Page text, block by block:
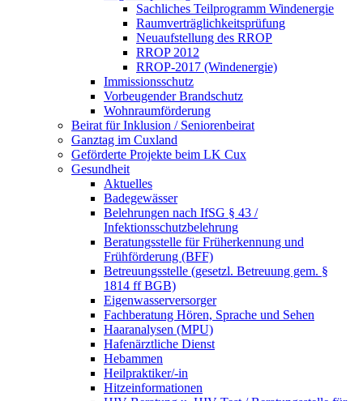
Sachliches Teilprogramm Windenergie
Raumverträglichkeitsprüfung
Neuaufstellung des RROP
RROP 2012
RROP-2017 (Windenergie)
Immissionsschutz
Vorbeugender Brandschutz
Wohnraumförderung
Beirat für Inklusion / Seniorenbeirat
Ganztag im Cuxland
Geförderte Projekte beim LK Cux
Gesundheit
Aktuelles
Badegewässer
Belehrungen nach IfSG § 43 /
Infektionsschutzbelehrung
Beratungsstelle für Früherkennung und
Frühförderung (BFF)
Betreuungsstelle (gesetzl. Betreuung gem. §
1814 ff BGB)
Eigenwasserversorger
Fachberatung Hören, Sprache und Sehen
Haaranalysen (MPU)
Hafenärztliche Dienst
Hebammen
Heilpraktiker/-in
Hitzeinformationen